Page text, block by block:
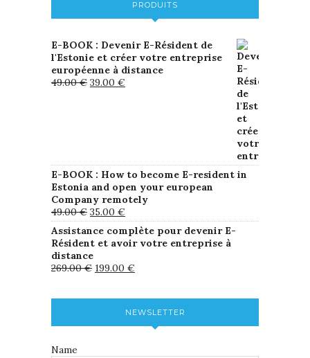
PRODUITS
E-BOOK : Devenir E-Résident de
l'Estonie et créer votre entreprise
européenne à distance
49.00€ 39.00 €
E-BOOK : How to become E-resident in
Estonia and open your european
Company remotely
49.00€ 35.00 €
Assistance complète pour devenir E-
Résident et avoir votre entreprise à
distance
269.00€ 199.00 €
NEWSLETTER
Name